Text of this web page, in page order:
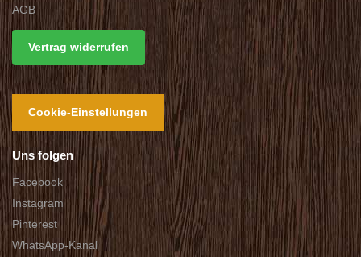
AGB
Vertrag widerrufen
Cookie-Einstellungen
Uns folgen
Facebook
Instagram
Pinterest
WhatsApp-Kanal